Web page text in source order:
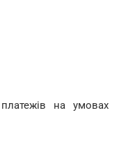
на умовах